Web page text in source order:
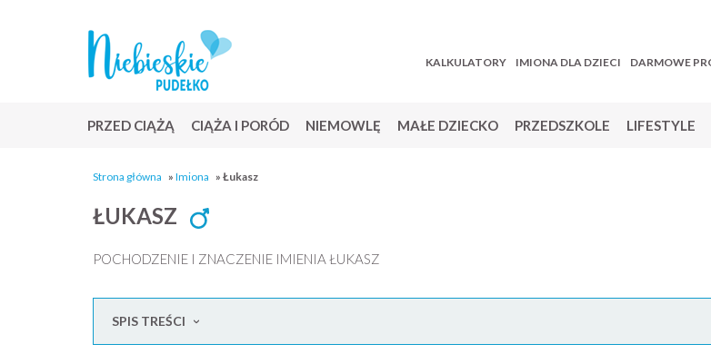
KALKULATORY IMIONA DLA DZIECI DARMOWE
PRZED CIĄŻĄ CIĄŻA I PORÓD NIEMOWLĘ MAŁE DZIECKO PRZEDSZKOLE LIFESTYLE
Strona główna » Imiona » Łukasz
ŁUKASZ
POCHODZENIE I ZNACZENIE IMIENIA ŁUKASZ
SPIS TREŚCI